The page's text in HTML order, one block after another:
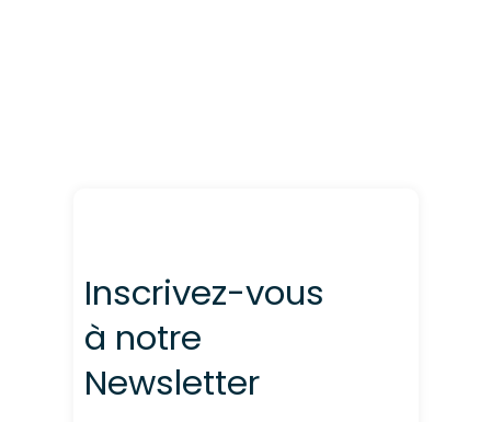
Inscrivez-vous
à notre
Newsletter